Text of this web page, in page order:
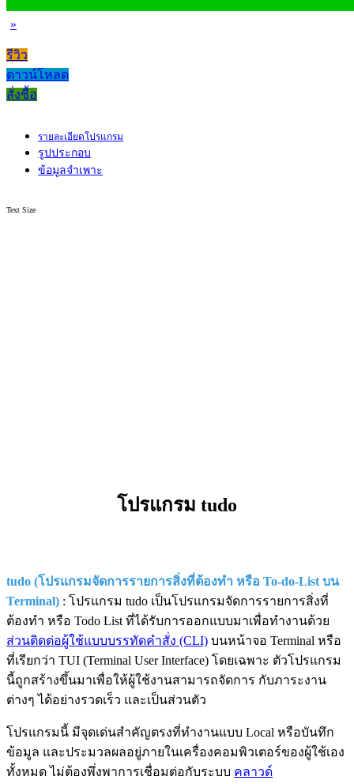
»
รีวิว
ดาวน์โหลด
สั่งซื้อ
รายละเอียดโปรแกรม
รูปประกอบ
ข้อมูลจำเพาะ
Text Size
โปรแกรม tudo
tudo (โปรแกรมจัดการรายการสิ่งที่ต้องทำ หรือ To-do-List บน
Terminal) : โปรแกรม tudo เป็นโปรแกรมจัดการรายการสิ่งที่
ต้องทำ หรือ Todo List ที่ได้รับการออกแบบมาเพื่อทำงานด้วย
ส่วนติดต่อผู้ใช้แบบบรรทัดคำสั่ง (CLI) บนหน้าจอ Terminal หรือ
ที่เรียกว่า TUI (Terminal User Interface) โดยเฉพาะ ตัวโปรแกรม
นี้ถูกสร้างขึ้นมาเพื่อให้ผู้ใช้งานสามารถจัดการ กับภาระงาน
ต่างๆ ได้อย่างรวดเร็ว และเป็นส่วนตัว
โปรแกรมนี้ มีจุดเด่นสำคัญตรงที่ทำงานแบบ Local หรือบันทึก
ข้อมูล และประมวลผลอยู่ภายในเครื่องคอมพิวเตอร์ของผู้ใช้เอง
ทั้งหมด ไม่ต้องพึ่งพาการเชื่อมต่อกับระบบ คลาวด์